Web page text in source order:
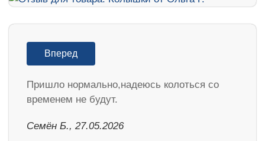
Вперед
Пришло нормально,надеюсь колоться со
временем не будут.
Семён Б., 27.05.2026